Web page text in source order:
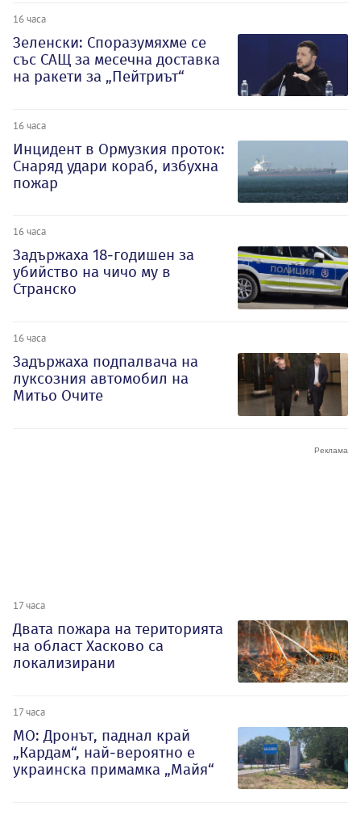
16 часа
Зеленски: Споразумяхме се
със САЩ за месечна доставка
на ракети за „Пейтриът“
16 часа
Инцидент в Ормузкия проток:
Снаряд удари кораб, избухна
пожар
16 часа
Задържаха 18-годишен за
убийство на чичо му в
Странско
16 часа
Задържаха подпалвача на
луксозния автомобил на
Митьо Очите
17 часа
Двата пожара на територията
на област Хасково са
локализирани
17 часа
МО: Дронът, паднал край
„Кардам“, най-вероятно е
украинска примамка „Майя“